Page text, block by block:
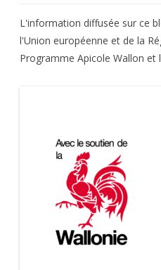
L'information diffusée sur ce
l'Union européenne et de la
Programme Apicole Wallon et